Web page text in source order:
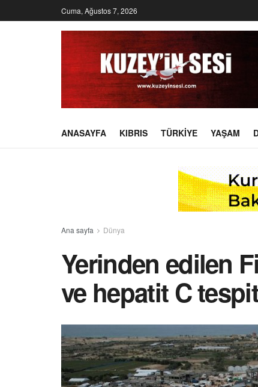
Cuma, Ağustos 7, 2026
ANASAYFA KIBRIS TÜRKIYE YAŞAM
Ana sayfa Dünya
Yerinden edilen
ve hepatit C